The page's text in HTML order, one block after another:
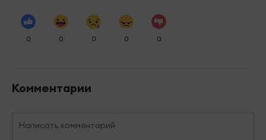
0 0 0 0 0
Комментарии